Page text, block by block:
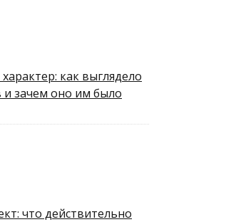
как выглядело
и зачем оно им было
что действительно